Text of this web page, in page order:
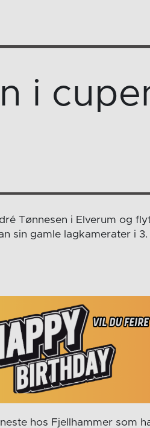
i
Tønnesen i Elverum og
sin gamle lagkamerater i 3.
hos Fjellhammer som